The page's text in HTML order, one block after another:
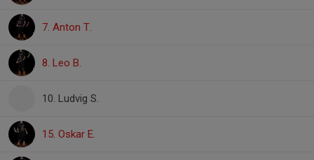
7. Anton T.
8. Leo B.
10. Ludvig S.
15. Oskar E.